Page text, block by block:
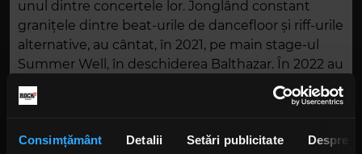
Consimțământ Detalii Setări publicitate Despre
unul dintre concertele lor. Jonglând constant
granițele dintre beat-urile de dancefloor și riff-urile
alternative, au cântat, în 2021, pe main stage-ul
Summer Well, în deschiderea Balthazar. În 2022 au
urcat pe scena Electric Castle, și de asemenea au
deschis concertul pentru Son Lux la București.
Dimitri's Bats se pregătesc pentru un scurt turneu